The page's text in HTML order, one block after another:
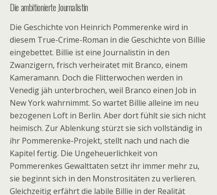
Die ambitionierte Journalistin
Die Geschichte von Heinrich Pommerenke wird in
diesem True-Crime-Roman in die Geschichte von Billie
eingebettet. Billie ist eine Journalistin in den
Zwanzigern, frisch verheiratet mit Branco, einem
Kameramann. Doch die Flitterwochen werden in
Venedig jäh unterbrochen, weil Branco einen Job in
New York wahrnimmt. So wartet Billie alleine im neu
bezogenen Loft in Berlin. Aber dort fühlt sie sich nicht
heimisch. Zur Ablenkung stürzt sie sich vollständig in
ihr Pommerenke-Projekt, stellt nach und nach die
Kapitel fertig. Die Ungeheuerlichkeit von
Pommerenkes Gewalttaten setzt ihr immer mehr zu,
sie beginnt sich in den Monstrositäten zu verlieren.
Gleichzeitig erfährt die labile Billie in der Realität